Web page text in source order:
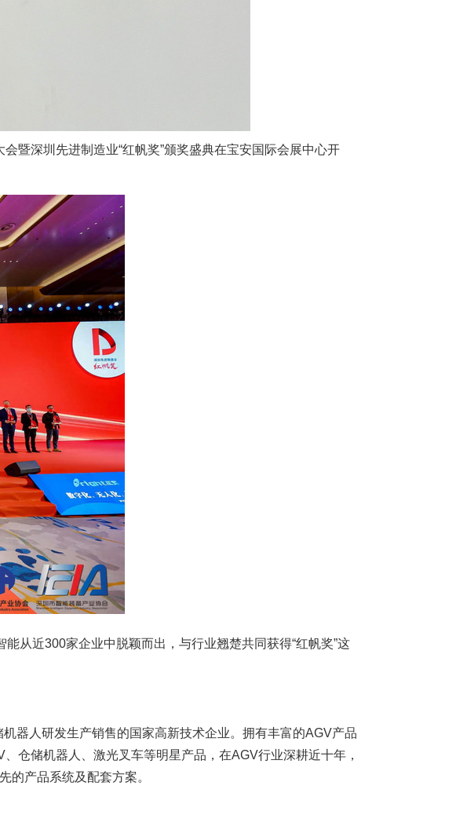
暨深圳先进制造业“红帆奖”颁奖盛典在宝安国际会展中心开
从近300家企业中脱颖而出，与行业翘楚共同获得“红帆奖”这
器人研发生产销售的国家高新技术企业。拥有丰富的AGV产品
仓储机器人、激光叉车等明星产品，在AGV行业深耕近十年，
的产品系统及配套方案。